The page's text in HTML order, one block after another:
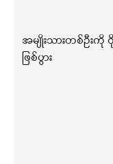
အမျိုးသားတစ်ဦးကို
ဖြစ်ပွား